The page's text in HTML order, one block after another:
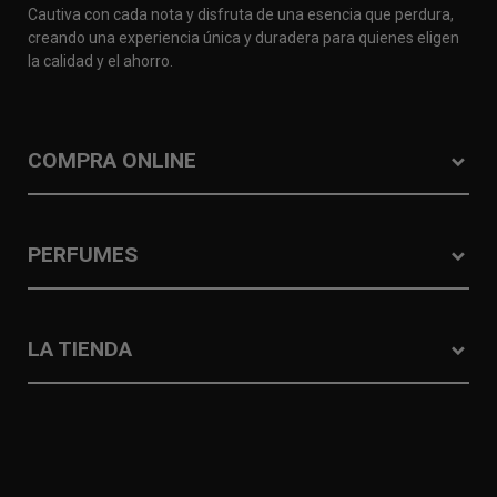
Cautiva con cada nota y disfruta de una esencia que perdura,
creando una experiencia única y duradera para quienes eligen
la calidad y el ahorro.
COMPRA ONLINE
PERFUMES
LA TIENDA